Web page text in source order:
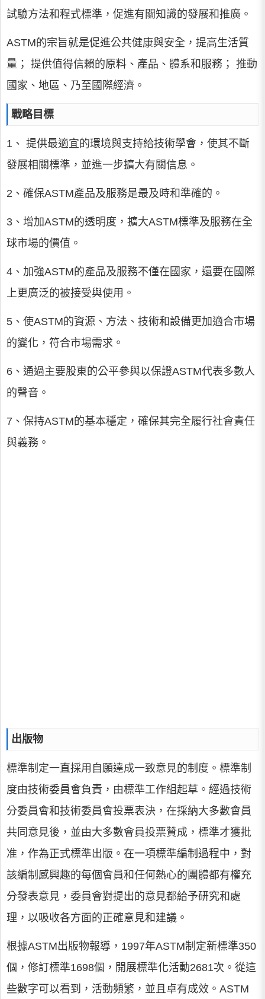
試驗方法和程式標準，促進有關知識的發展和推廣。
ASTM的宗旨就是促進公共健康與安全，提高生活質
量； 提供值得信賴的原料、產品、體系和服務； 推動
國家、地區、乃至國際經濟。
戰略目標
1、 提供最適宜的環境與支持給技術學會，使其不斷
發展相關標準，並進一步擴大有關信息。
2、確保ASTM產品及服務是最及時和準確的。
3、增加ASTM的透明度，擴大ASTM標準及服務在全
球市場的價值。
4、加強ASTM的產品及服務不僅在國家，還要在國際
上更廣泛的被接受與使用。
5、使ASTM的資源、方法、技術和設備更加適合市場
的變化，符合市場需求。
6、通過主要股東的公平參與以保證ASTM代表多數人
的聲音。
7、保持ASTM的基本穩定，確保其完全履行社會責任
與義務。
出版物
標準制定一直採用自願達成一致意見的制度。標準制
度由技術委員會負責，由標準工作組起草。經過技術
分委員會和技術委員會投票表決，在採納大多數會員
共同意見後，並由大多數會員投票贊成，標準才獲批
准，作為正式標準出版。在一項標準編制過程中，對
該編制感興趣的每個會員和任何熱心的團體都有權充
分發表意見，委員會對提出的意見都給予研究和處
理，以吸收各方面的正確意見和建議。
根據ASTM出版物報導，1997年ASTM制定新標準350
個，修訂標準1698個，開展標準化活動2681次。從這
些數字可以看到，活動頻繁，並且卓有成效。ASTM